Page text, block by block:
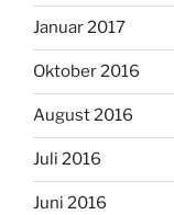
Januar 2017
Oktober 2016
August 2016
Juli 2016
Juni 2016